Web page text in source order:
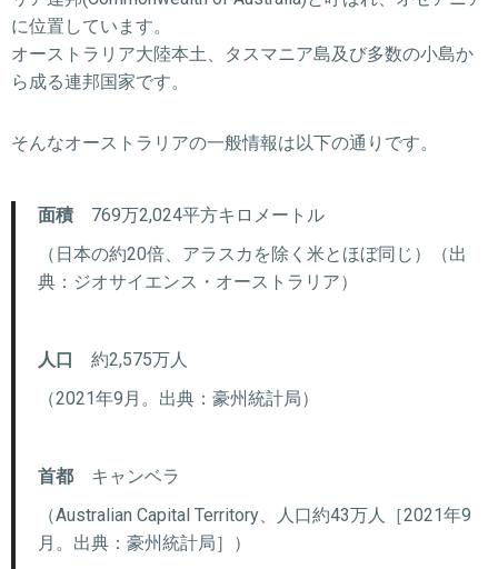
に位置しています。
オーストラリア大陸本土、タスマニア島及び多数の小島か
ら成る連邦国家です。
そんなオーストラリアの一般情報は以下の通りです。
面積 769万2,024平方キロメートル
（日本の約20倍、アラスカを除く米とほぼ同じ）（出
典：ジオサイエンス・オーストラリア）
人口 約2,575万人
（2021年9月。出典：豪州統計局）
首都 キャンベラ
（Australian Capital Territory、人口約43万人［2021年9
月。出典：豪州統計局］）